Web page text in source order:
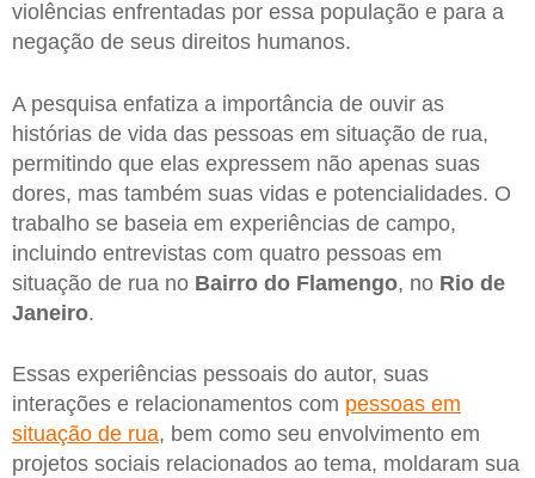
violências enfrentadas por essa população e para a
negação de seus direitos humanos.
A pesquisa enfatiza a importância de ouvir as
histórias de vida das pessoas em situação de rua,
permitindo que elas expressem não apenas suas
dores, mas também suas vidas e potencialidades. O
trabalho se baseia em experiências de campo,
incluindo entrevistas com quatro pessoas em
situação de rua no Bairro do Flamengo, no Rio de
Janeiro.
Essas experiências pessoais do autor, suas
interações e relacionamentos com pessoas em
situação de rua, bem como seu envolvimento em
projetos sociais relacionados ao tema, moldaram sua